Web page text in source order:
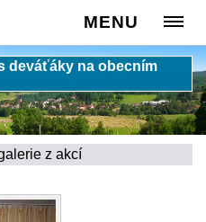
MENU
deváťáky na obecním
z akcí